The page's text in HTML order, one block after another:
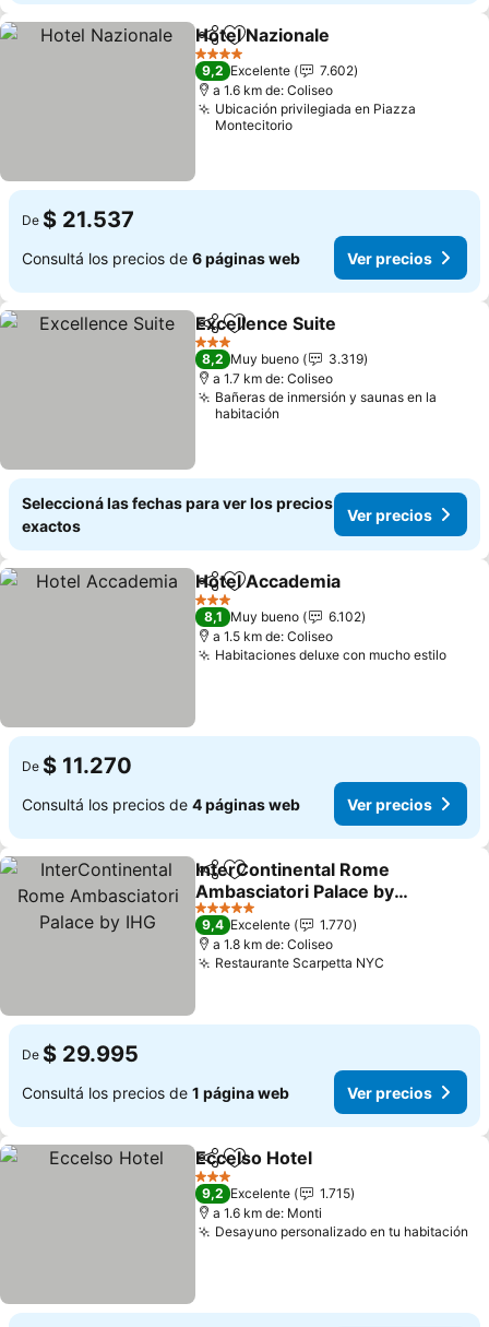
CompartirAñadir a favoritos
Hotel Nazionale
4 Estrellas
9,2 Excelente
7.602
a 1.6 km de: Coliseo
Ubicación privilegiada en Piazza
Montecitorio
De $ 21.537
Consultá los precios de 6 páginas web Ver precios
CompartirAñadir a favoritos
Excellence Suite
3 Estrellas
8,2 Muy bueno
3.319
a 1.7 km de: Coliseo
Bañeras de inmersión y saunas en la
habitación
Seleccioná las fechas para ver los precios
exactos
Ver precios
CompartirAñadir a favoritos
Hotel Accademia
3 Estrellas
8,1 Muy bueno
6.102
a 1.5 km de: Coliseo
Habitaciones deluxe con mucho estilo
De $ 11.270
Consultá los precios de 4 páginas web Ver precios
CompartirAñadir a favoritos
InterContinental Rome
Ambasciatori Palace by
IHG
5 Estrellas
9,4 Excelente
1.770
a 1.8 km de: Coliseo
Restaurante Scarpetta NYC
De $ 29.995
Consultá los precios de 1 página web Ver precios
CompartirAñadir a favoritos
Eccelso Hotel
3 Estrellas
9,2 Excelente
1.715
a 1.6 km de: Monti
Desayuno personalizado en tu habitación